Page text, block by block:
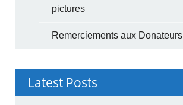
pictures
Remerciements aux Donateurs
Latest Posts